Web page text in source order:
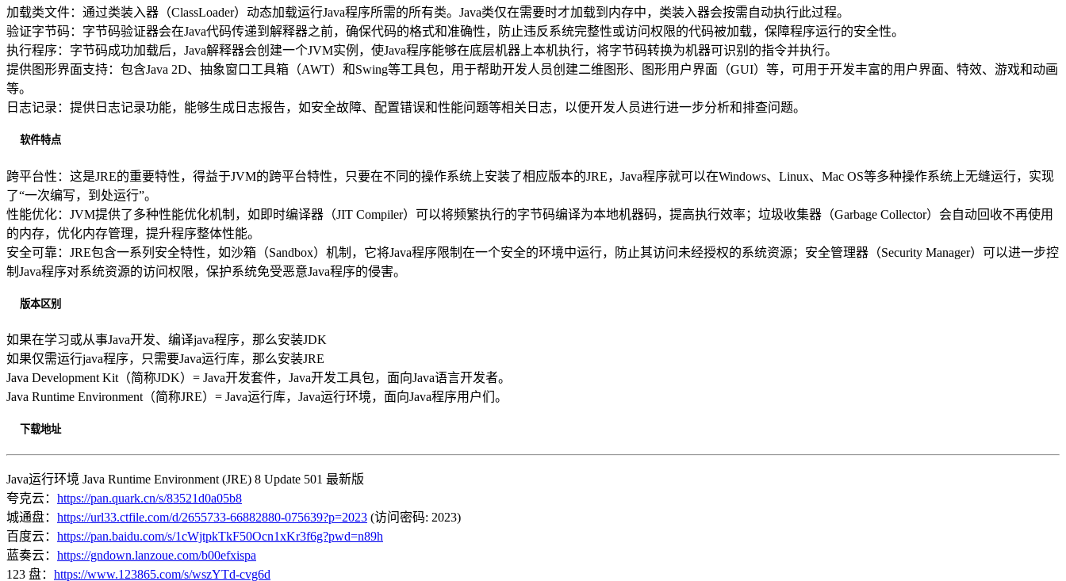
加载类文件：通过类装入器（ClassLoader）动态加载运行Java程序所需的所有类。Java类仅在需要时才加载到内存中，类装入器会按需自动执行此过程。
验证字节码：字节码验证器会在Java代码传递到解释器之前，确保代码的格式和准确性，防止违反系统完整性或访问权限的代码被加载，保障程序运行的安全性。
执行程序：字节码成功加载后，Java解释器会创建一个JVM实例，使Java程序能够在底层机器上本机执行，将字节码转换为机器可识别的指令并执行。
提供图形界面支持：包含Java 2D、抽象窗口工具箱（AWT）和Swing等工具包，用于帮助开发人员创建二维图形、图形用户界面（GUI）等，可用于开发丰富的用户界面、特效、游戏和动画
等。
日志记录：提供日志记录功能，能够生成日志报告，如安全故障、配置错误和性能问题等相关日志，以便开发人员进行进一步分析和排查问题。
软件特点
跨平台性：这是JRE的重要特性，得益于JVM的跨平台特性，只要在不同的操作系统上安装了相应版本的JRE，Java程序就可以在Windows、Linux、Mac OS等多种操作系统上无缝运行，实现
了“一次编写，到处运行”。
性能优化：JVM提供了多种性能优化机制，如即时编译器（JIT Compiler）可以将频繁执行的字节码编译为本地机器码，提高执行效率；垃圾收集器（Garbage Collector）会自动回收不再使用
的内存，优化内存管理，提升程序整体性能。
安全可靠：JRE包含一系列安全特性，如沙箱（Sandbox）机制，它将Java程序限制在一个安全的环境中运行，防止其访问未经授权的系统资源；安全管理器（Security Manager）可以进一步控
制Java程序对系统资源的访问权限，保护系统免受恶意Java程序的侵害。
版本区别
如果在学习或从事Java开发、编译java程序，那么安装JDK
如果仅需运行java程序，只需要Java运行库，那么安装JRE
Java Development Kit（简称JDK）= Java开发套件，Java开发工具包，面向Java语言开发者。
Java Runtime Environment（简称JRE）= Java运行库，Java运行环境，面向Java程序用户们。
下载地址
Java运行环境 Java Runtime Environment (JRE) 8 Update 501 最新版
夸克云： https://pan.quark.cn/s/83521d0a05b8
城通盘： https://url33.ctfile.com/d/2655733-66882880-075639?p=2023 (访问密码: 2023)
百度云： https://pan.baidu.com/s/1cWjtpkTkF50Ocn1xKr3f6g?pwd=n89h
蓝奏云： https://gndown.lanzoue.com/b00efxispa
123 盘： https://www.123865.com/s/wszYTd-cvg6d